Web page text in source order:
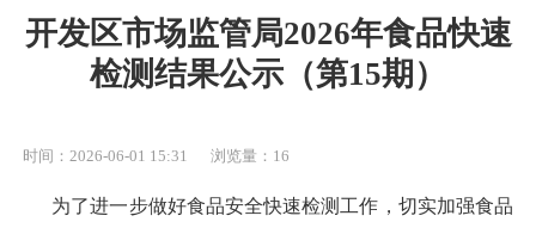
开发区市场监管局2026年食品快速
检测结果公示（第15期）
时间：2026-06-01 15:31 浏览量： 16
为了进一步做好食品安全快速检测工作，切实加强食品